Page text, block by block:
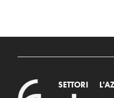
SETTORI